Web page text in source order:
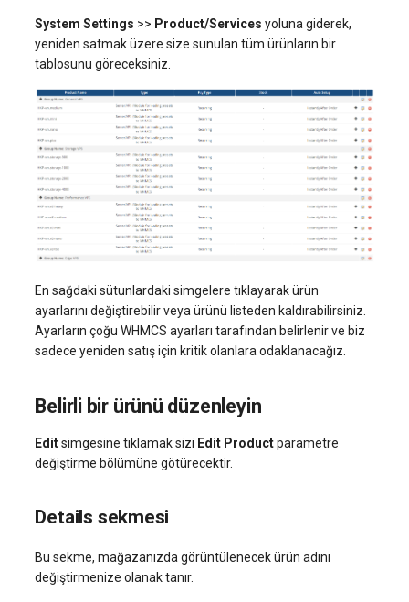
System Settings >> Product/Services yoluna giderek,
yeniden satmak üzere size sunulan tüm ürünların bir
tablosunu göreceksiniz.
En sağdaki sütunlardaki simgelere tıklayarak ürün
ayarlarını değiştirebilir veya ürünü listeden kaldırabilirsiniz.
Ayarların çoğu WHMCS ayarları tarafından belirlenir ve biz
sadece yeniden satış için kritik olanlara odaklanacağız.
Belirli bir ürünü düzenleyin
Editsimgesine tıklamak sizi Edit Productparametre
değiştirme bölümüne götürecektir.
Details sekmesi
Bu sekme, mağazanızda görüntülenecek ürün adını
değiştirmenize olanak tanır.